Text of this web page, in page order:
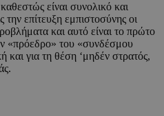
είναι συνολικό και
επίτευξη εμπιστοσύνης οι
και αυτό είναι το πρώτο
«πρόεδρο» του «συνδέσμου
για τη θέση ‘μηδέν στρατός,